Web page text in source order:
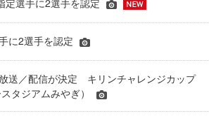
定選手に2選手を認定
に2選手を認定
送／配信が決定 キリンチャレンジカップ
タジアムみやぎ）